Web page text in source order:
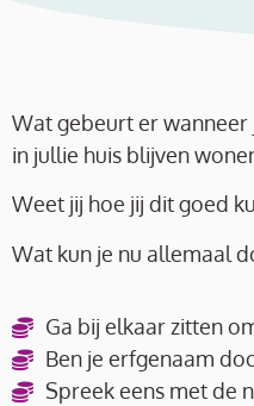
Wat gebeurt er
in jullie huis blijven
Weet jij hoe jij dit goed
Wat kun je nu allemaal
Ga bij elkaar zitten
Ben je erfgenaam
Spreek eens met de